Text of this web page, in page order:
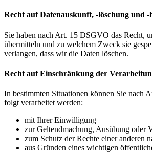
Recht auf Datenauskunft, -löschung und
Sie haben nach Art. 15 DSGVO das Recht,
übermitteln und zu welchem Zweck sie
verlangen, dass wir die Daten löschen.
Recht auf Einschränkung der
In bestimmten Situationen können Sie nach
folgt verarbeitet werden:
mit Ihrer Einwilligung
zur Geltendmachung, Ausübung oder
zum Schutz der Rechte einer anderen
aus Gründen eines wichtigen